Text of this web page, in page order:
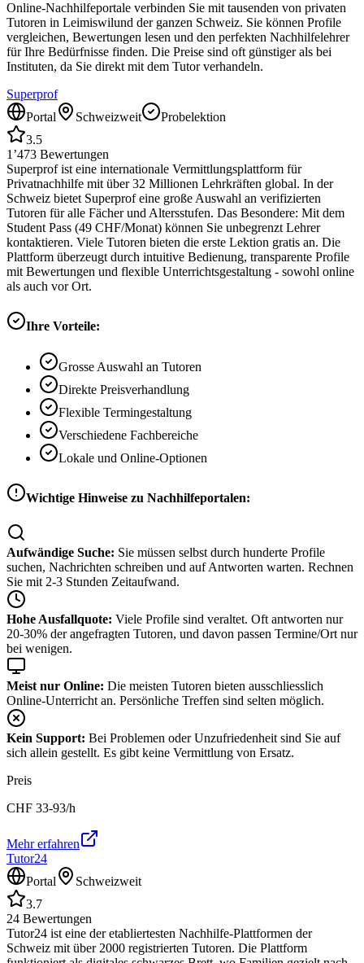
Online-Nachhilfeportale verbinden Sie mit tausenden von privaten
Tutoren in Leimiswilund der ganzen Schweiz. Sie können Profile
vergleichen, Bewertungen lesen und den perfekten Nachhilfelehrer
für Ihre Bedürfnisse finden. Die Preise sind oft günstiger als bei
Instituten, da Sie direkt mit dem Tutor verhandeln.
Superprof
Portal
Schweizweit
Probelektion
3.5
1’473 Bewertungen
Superprof ist eine internationale Vermittlungsplattform für
Privatnachhilfe mit über 32 Millionen Lehrkräften global. In der
Schweiz bietet Superprof eine große Auswahl an verifizierten
Tutoren für alle Fächer und Altersstufen. Das Besondere: Mit dem
Student Pass (49 CHF/Monat) können Sie unbegrenzt Lehrer
kontaktieren. Viele Tutoren bieten die erste Lektion gratis an. Die
Plattform überzeugt durch intuitive Bedienung, transparente Profile
mit Bewertungen und flexible Unterrichtsgestaltung - sowohl online
als auch vor Ort.
Ihre Vorteile:
Grosse Auswahl an Tutoren
Direkte Preisverhandlung
Flexible Termingestaltung
Verschiedene Fachbereiche
Lokale und Online-Optionen
Wichtige Hinweise zu Nachhilfeportalen:
Aufwändige Suche: Sie müssen selbst durch hunderte Profile
suchen, Nachrichten schreiben und auf Antworten warten. Rechnen
Sie mit 2-3 Stunden Zeitaufwand.
Hohe Ausfallquote: Viele Profile sind veraltet. Oft antworten nur
20-30% der angefragten Tutoren, und davon passen Termine/Ort nur
bei wenigen.
Meist nur Online: Die meisten Tutoren bieten ausschliesslich
Online-Unterricht an. Persönliche Treffen sind selten möglich.
Kein Support: Bei Problemen oder Unzufriedenheit sind Sie auf
sich allein gestellt. Es gibt keine Vermittlung von Ersatz.
Preis
CHF 33-93/h
Mehr erfahren
Tutor24
Portal
Schweizweit
3.7
24 Bewertungen
Tutor24 ist eine der etabliertesten Nachhilfe-Plattformen der
Schweiz mit über 2000 registrierten Tutoren. Die Plattform